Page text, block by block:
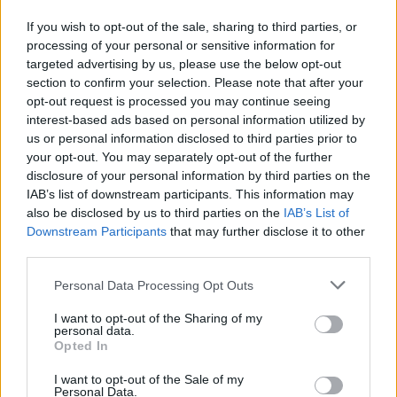
If you wish to opt-out of the sale, sharing to third parties, or
processing of your personal or sensitive information for
targeted advertising by us, please use the below opt-out
section to confirm your selection. Please note that after your
opt-out request is processed you may continue seeing
interest-based ads based on personal information utilized by
us or personal information disclosed to third parties prior to
your opt-out. You may separately opt-out of the further
disclosure of your personal information by third parties on the
IAB’s list of downstream participants. This information may
also be disclosed by us to third parties on the IAB’s List of
Downstream Participants that may further disclose it to other
Personal Data Processing Opt Outs
I want to opt-out of the Sharing of my
personal data.
Opted In
I want to opt-out of the Sale of my
Personal Data.
Cómo ir desde Santander Cantabria a Gradefes
León